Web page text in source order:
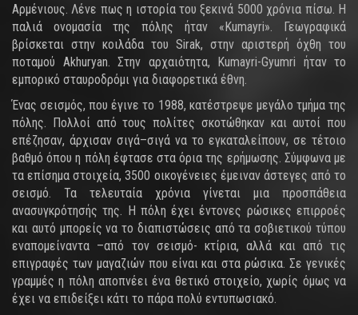
Αρμένιους. Λένε πως η ιστορία του ξεκινά 5000 χρόνια πίσω. Η
παλιά ονομασία της πόλης ήταν «Kumayri». Γεωγραφικά
βρίσκεται στην κοιλάδα του Sirak, στην αριστερή όχθη του
ποταμού Akhuryan. Στην αρχαιότητα, Kumayri-Gyumri ήταν το
εμπορικό σταυροδρόμι για διαφορετικά έθνη.
Ένας σεισμός, που έγινε το 1988, κατέστρεψε μεγάλο τμήμα της
πόλης. Πολλοί από τους πολίτες σκοτώθηκαν και αυτοί που
επέζησαν, άρχισαν σιγά–σιγά να το εγκαταλείπουν, σε τέτοιο
βαθμό όπου η πόλη έφτασε στα όρια της ερήμωσης. Σύμφωνα με
τα επίσημα στοιχεία, 3500 οικογένειες έμειναν άστεγες από το
σεισμό. Τα τελευταία χρόνια γίνεται μια προσπάθεια
ανασυγκρότησής της. Η πόλη έχει έντονες ρώσικες επιρροές
και αυτό μπορείς να το διαπιστώσεις από τα σοβιετικού τύπου
εναπομείναντα –από τον σεισμό- κτίρια, αλλά και από τις
επιγραφές των μαγαζιών που είναι και στα ρώσικα. Σε γενικές
γραμμές η πόλη αποπνέει ένα θετικό στοιχείο, χωρίς όμως να
έχει να επιδείξει κάτι το πάρα πολύ εντυπωσιακό.